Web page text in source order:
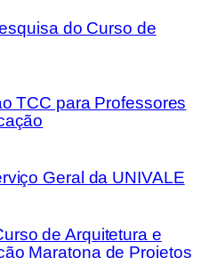
do Curso de
TCC para Professores
Geral da UNIVALE
de Arquitetura e
Maratona de Projetos